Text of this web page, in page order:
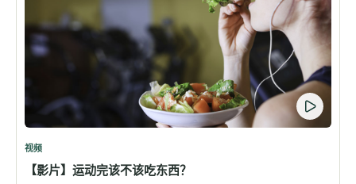
视频
【影片】运动完该不该吃东西？